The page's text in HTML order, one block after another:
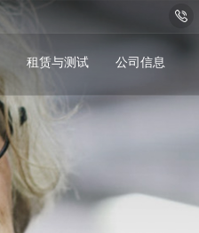
租赁与测试 公司信息